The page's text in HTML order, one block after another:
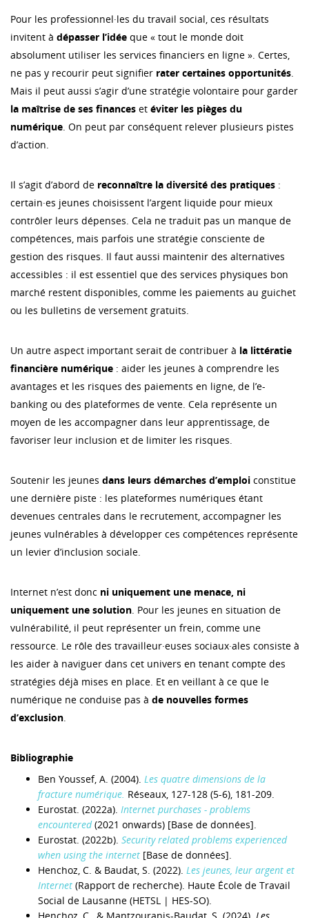
Pour les professionnel·les du travail social, ces résultats
invitent à dépasser l’idée que « tout le monde doit
absolument utiliser les services financiers en ligne ». Certes,
ne pas y recourir peut signifier rater certaines opportunités.
Mais il peut aussi s’agir d’une stratégie volontaire pour garder
la maîtrise de ses finances et éviter les pièges du
numérique. On peut par conséquent relever plusieurs pistes
d’action.
Il s’agit d’abord de reconnaître la diversité des pratiques :
certain·es jeunes choisissent l’argent liquide pour mieux
contrôler leurs dépenses. Cela ne traduit pas un manque de
compétences, mais parfois une stratégie consciente de
gestion des risques. Il faut aussi maintenir des alternatives
accessibles : il est essentiel que des services physiques bon
marché restent disponibles, comme les paiements au guichet
ou les bulletins de versement gratuits.
Un autre aspect important serait de contribuer à la littératie
financière numérique : aider les jeunes à comprendre les
avantages et les risques des paiements en ligne, de l’e-
banking ou des plateformes de vente. Cela représente un
moyen de les accompagner dans leur apprentissage, de
favoriser leur inclusion et de limiter les risques.
Soutenir les jeunes dans leurs démarches d’emploi constitue
une dernière piste : les plateformes numériques étant
devenues centrales dans le recrutement, accompagner les
jeunes vulnérables à développer ces compétences représente
un levier d’inclusion sociale.
Internet n’est donc ni uniquement une menace, ni
uniquement une solution. Pour les jeunes en situation de
vulnérabilité, il peut représenter un frein, comme une
ressource. Le rôle des travailleur·euses sociaux·ales consiste à
les aider à naviguer dans cet univers en tenant compte des
stratégies déjà mises en place. Et en veillant à ce que le
numérique ne conduise pas à de nouvelles formes
d’exclusion.
Bibliographie
Ben Youssef, A. (2004). Les quatre dimensions de la
fracture numérique. Réseaux, 127-128 (5-6), 181‑209.
Eurostat. (2022a). Internet purchases - problems
encountered(2021 onwards) [Base de données].
Eurostat. (2022b). Security related problems experienced
when using the internet [Base de données].
Henchoz, C. & Baudat, S. (2022). Les jeunes, leur argent et
Internet (Rapport de recherche). Haute École de Travail
Social de Lausanne (HETSL | HES-SO).